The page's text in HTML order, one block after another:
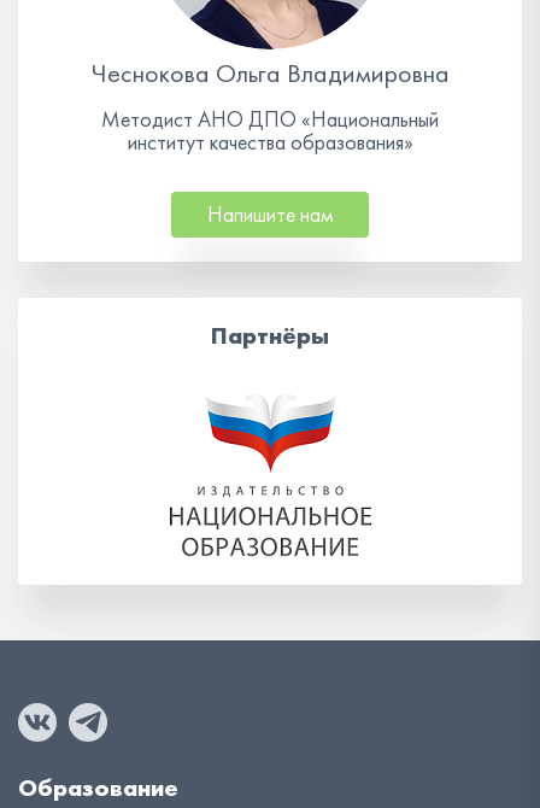
Чеснокова Ольга Владимировна
Методист АНО ДПО «Национальный
институт качества образования»
Напишите нам
Партнёры
Образование